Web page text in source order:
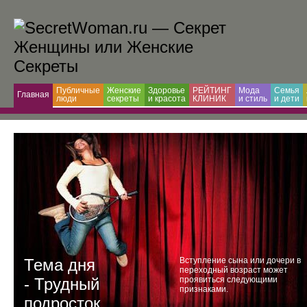
Главная
Публичные
люди
Женские
секреты
Здоровье
и красота
РЕЙТИНГ
КЛИНИК
Мода
и cтиль
Семья
и дети
Тема дня
- Трудный
подросток
Вступление сына или дочери в
переходный возраст может
проявиться следующими
признаками.